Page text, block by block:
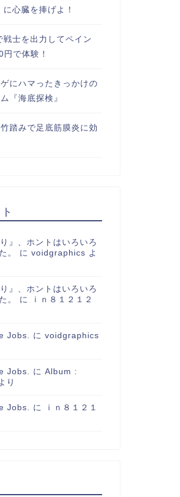
心臓を捧げよ！
戦士を出力してペイン
円で体験！
ゲにハマったきっかけの
『海底探検』
踏みで足底筋膜炎に効
』、ホントはいろいろ
。
に voidgraphics よ
』、ホントはいろいろ
。
に
ｉｎ８１２１２
Jobs. に voidgraphics
Jobs. に Album :
り
Jobs. に
ｉｎ８１２１